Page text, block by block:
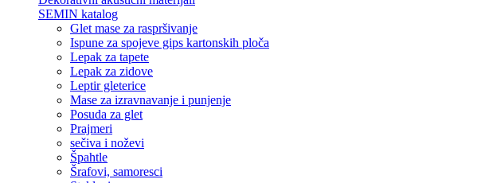
SEMIN katalog
Glet mase za raspršivanje
Ispune za spojeve gips kartonskih ploča
Lepak za tapete
Lepak za zidove
Leptir gleterice
Mase za izravnavanje i punjenje
Posuda za glet
Prajmeri
sečiva i noževi
Špahtle
Šrafovi, samoresci